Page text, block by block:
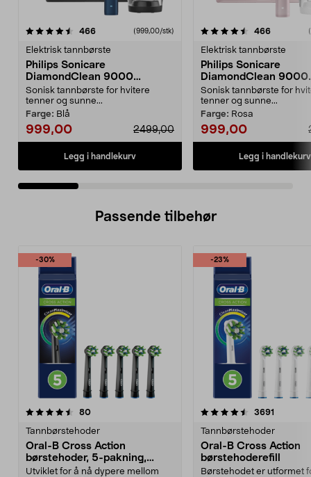
466anmeldelser(999,00/stk)
Elektrisk tannbørste
Philips Sonicare
DiamondClean 9000
elektrisk tannbørste, Special
Edition
Sonisk tannbørste for hvitere
tenner og sunne...
Farge: Blå
999,00 2499,00
Legg i handlekurv
4.5 av 5 stjerner 466
Elektrisk tannbørste
Philips Sonicare
DiamondClean 9000
elektrisk tannbørste,
Edition
Sonisk tannbørste for
tenner og sunne...
Farge: Rosa
999,00
Legg i handlekurv
4.5 av 5 stjerner
Passende tilbehør
-30%
80anmeldelser
Tannbørstehoder
Oral-B Cross Action
børstehoder, 5-pakning,
svart
Utviklet for å nå dypere mellom
-23%
4.5av 5 stjerner 3691
Tannbørstehoder
Oral-B Cross Action
børstehoderefill
Børstehodet er utformet